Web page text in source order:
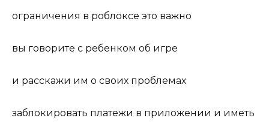
ограничения в роблоксе это важно
вы говорите с ребенком об игре
и расскажи им о своих проблемах
заблокировать платежи в приложении и иметь